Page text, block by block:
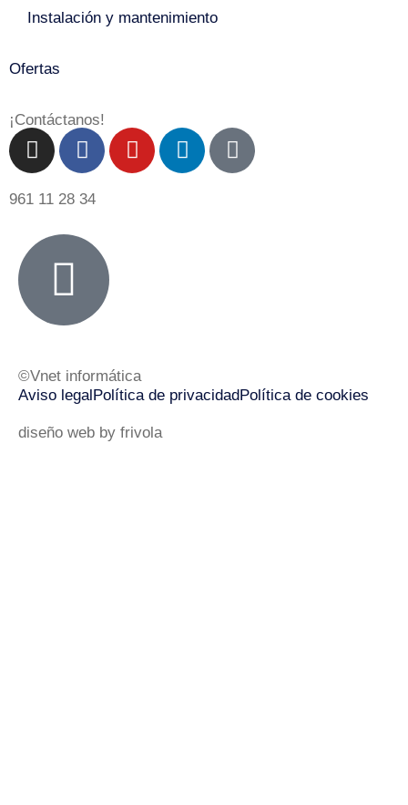
Instalación y mantenimiento
Ofertas
¡Contáctanos!
961 11 28 34
©Vnet informática
Aviso legalPolítica de privacidadPolítica de cookies
diseño web by frivola